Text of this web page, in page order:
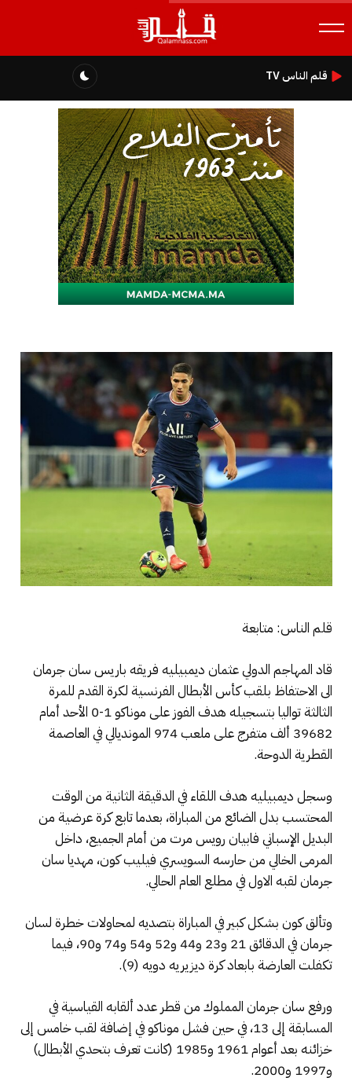
قلم الناس TV
قلم الناس: متابعة
قاد المهاجم الدولي عثمان ديمبيليه فريقه باريس سان جرمان
الى الاحتفاظ بلقب كأس الأبطال الفرنسية لكرة القدم للمرة
الثالثة تواليا بتسجيله هدف الفوز على موناكو 1-0 الأحد أمام
39682 ألف متفرج على ملعب 974 المونديالي في العاصمة
القطرية الدوحة.
وسجل ديمبيليه هدف اللقاء في الدقيقة الثانية من الوقت
المحتسب بدل الضائع من المباراة، بعدما تابع كرة عرضية من
البديل الإسباني فابيان رويس مرت من أمام الجميع، داخل
المرمى الخالي من حارسه السويسري فيليب كون، مهديا سان
جرمان لقبه الاول في مطلع العام الحالي.
وتألق كون بشكل كبير في المباراة بتصديه لمحاولات خطرة لسان
جرمان في الدقائق 21 و23 و44 و52 و54 و74 و90، فيما
تكفلت العارضة بابعاد كرة ديزيريه دويه (9).
ورفع سان جرمان المملوك من قطر عدد ألقابه القياسية في
المسابقة إلى 13، في حين فشل موناكو في إضافة لقب خامس إلى
خزائنه بعد أعوام 1961 و1985 (كانت تعرف بتحدي الأبطال)
و1997 و2000.